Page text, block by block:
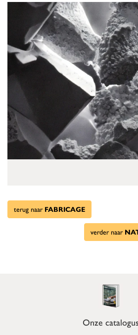
terug naar FABRICAGE
verder naar
Onze catalogus